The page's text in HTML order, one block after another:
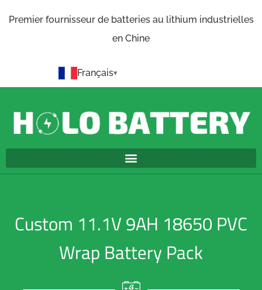
Premier fournisseur de batteries au lithium industrielles
en Chine
Français
Custom 11.1V 9AH 18650 PVC
Wrap Battery Pack